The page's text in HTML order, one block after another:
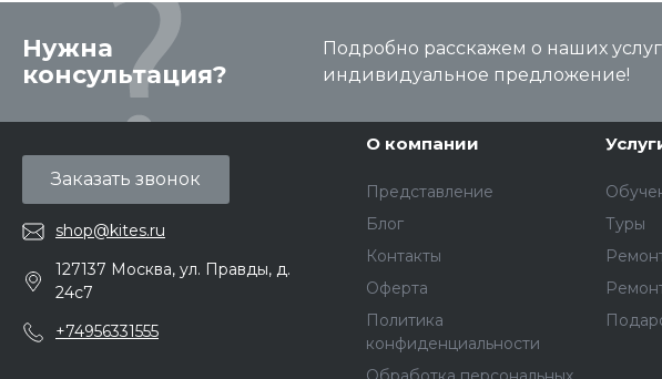
Нужна
консультация?
Подробно расскажем о наших
индивидуальное предложение!
Заказать звонок
shop@kites.ru
127137 Москва, ул. Правды, д.
24с7
+74956331555
О компании
Представление
Блог
Контакты
Оферта
Политика
конфиденциальности
Туры